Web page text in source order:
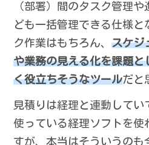
（部署）間のタスク管理
ども一括管理できる仕様と
ク作業はもちろん、スケジ
や業務の見える化を課題と
く役立ちそうなツールだと
見積りは経理と連動してい
使っている経理ソフトを使
すが、本当はそういうのも